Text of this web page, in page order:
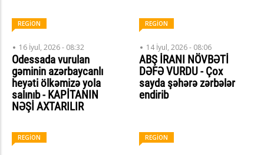
REGİON
16 İyul, 2026 - 08:32
Odessada vurulan
gəminin azərbaycanlı
heyəti ölkəmizə yola
salınıb - KAPİTANIN
NƏŞİ AXTARILIR
REGİON
14 İyul, 2026 - 08:06
ABŞ İRANI NÖVBƏTİ
DƏFƏ VURDU - Çox
sayda şəhərə zərbələr
endirib
REGİON REGİON